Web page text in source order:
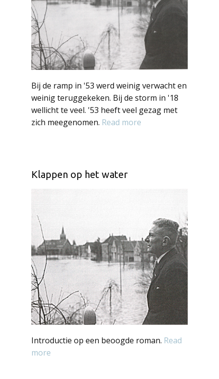
Bij de ramp in '53 werd weinig verwacht en
weinig teruggekeken. Bij de storm in '18
wellicht te veel. '53 heeft veel gezag met
zich meegenomen. Read more
Klappen op het water
Introductie op een beoogde roman. Read
more